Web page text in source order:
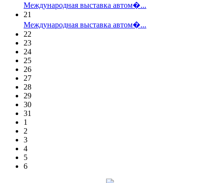
Международная выставка автом�...
21
Международная выставка автом�...
22
23
24
25
26
27
28
29
30
31
1
2
3
4
5
6